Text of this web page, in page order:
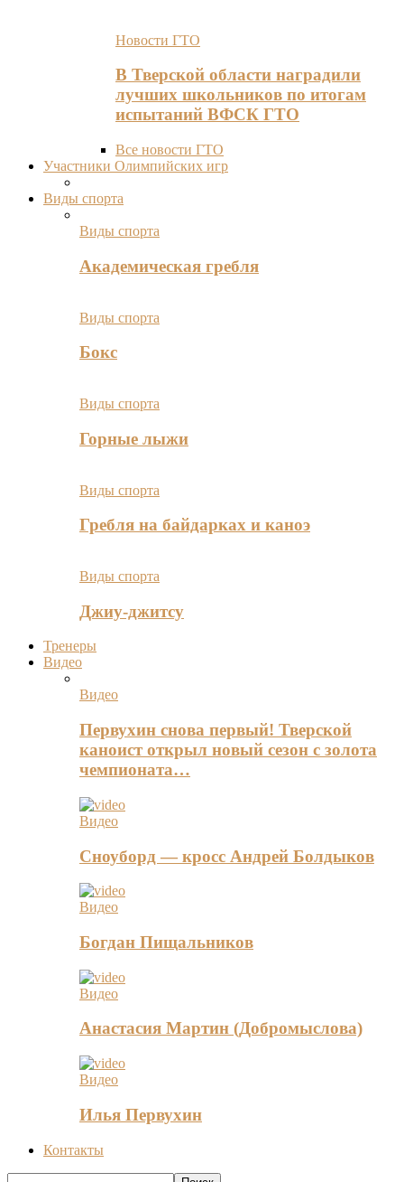
Новости ГТО
В Тверской области наградили
лучших школьников по итогам
испытаний ВФСК ГТО
Все новости ГТО
Участники Олимпийских игр
Виды спорта
Виды спорта
Академическая гребля
Виды спорта
Бокс
Виды спорта
Горные лыжи
Виды спорта
Гребля на байдарках и каноэ
Виды спорта
Джиу-джитсу
Тренеры
Видео
Видео
Первухин снова первый! Тверской
каноист открыл новый сезон с золота
чемпионата…
Видео
Сноуборд — кросс Андрей Болдыков
Видео
Богдан Пищальников
Видео
Анастасия Мартин (Добромыслова)
Видео
Илья Первухин
Контакты